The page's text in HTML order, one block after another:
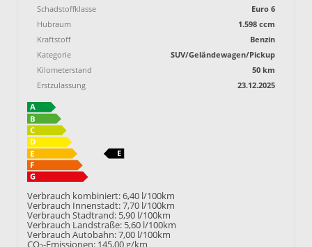
Schadstoffklasse
Euro 6
Hubraum
1.598 ccm
Kraftstoff
Benzin
Kategorie
SUV/Geländewagen/Pickup
Kilometerstand
50 km
Erstzulassung
23.12.2025
Verbrauch kombiniert:6,40 l/100km
Verbrauch Innenstadt:7,70 l/100km
Verbrauch Stadtrand: 5,90 l/100km
Verbrauch Landstraße: 5,60 l/100km
Verbrauch Autobahn:7,00 l/100km
CO -Emissionen: 145,00 g/km